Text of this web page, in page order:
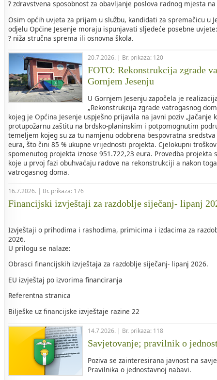
? zdravstvena sposobnost za obavljanje poslova radnog mjesta
Osim općih uvjeta za prijam u službu, kandidati za spremačicu u
odjelu Općine Jesenje moraju ispunjavati sljedeće posebne uvjete:
? niža stručna sprema ili osnovna škola.
20.7.2026. | Br. prikaza: 120
FOTO: Rekonstrukcija zgrade
Gornjem Jesenju
U Gornjem Jesenju započela je
„Rekonstrukcija zgrade vatrogasnog
kojeg je Općina Jesenje uspješno prijavila na javni poziv „Jačanje
protupožarnu zaštitu na brdsko-planinskim i potpomognutim
temeljem kojeg su za tu namjenu odobrena bespovratna
eura, što čini 85 % ukupne vrijednosti projekta. Cjelokupni
spomenutog projekta iznose 951.722,23 eura. Provedba projekta
koje u prvoj fazi obuhvaćaju radove na rekonstrukciji a nakon
vatrogasnog doma.
16.7.2026. | Br. prikaza: 176
Financijski izvještaji za razdoblje siječanj- lipanj
Izvještaji o prihodima i rashodima, primicima i izdacima za
2026.
U prilogu se nalaze:
Obrasci financijskih izvještaja za razdoblje siječanj- lipanj 2026.
EU izvještaj po izvorima financiranja
Referentna stranica
Bilješke uz financijske izvještaje razine 22
14.7.2026. | Br. prikaza: 118
Savjetovanje; pravilnik o
Poziva se zainteresirana javnost na
Pravilnika o jednostavnoj nabavi.